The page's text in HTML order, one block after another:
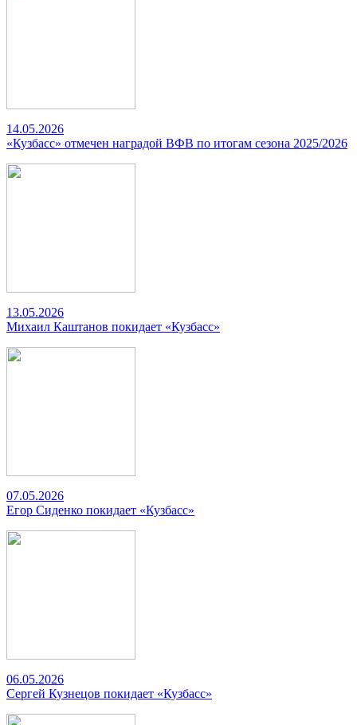
14.05.2026
«Кузбасс» отмечен наградой ВФВ по итогам сезона 2025/2026
13.05.2026
Михаил Каштанов покидает «Кузбасс»
07.05.2026
Егор Сиденко покидает «Кузбасс»
06.05.2026
Сергей Кузнецов покидает «Кузбасс»